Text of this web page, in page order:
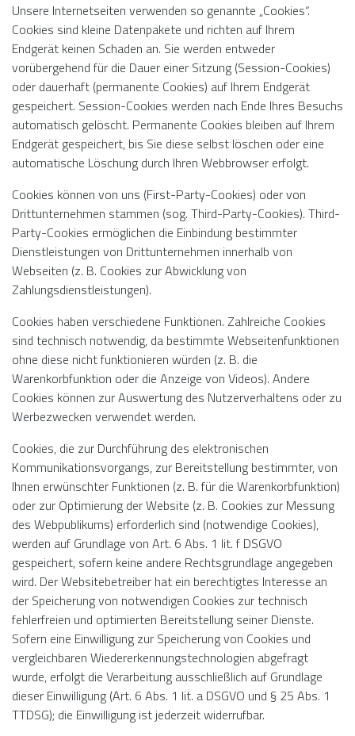
Unsere Internetseiten verwenden so genannte „Cookies“.
Cookies sind kleine Datenpakete und richten auf Ihrem
Endgerät keinen Schaden an. Sie werden entweder
vorübergehend für die Dauer einer Sitzung (Session-Cookies)
oder dauerhaft (permanente Cookies) auf Ihrem Endgerät
gespeichert. Session-Cookies werden nach Ende Ihres Besuchs
automatisch gelöscht. Permanente Cookies bleiben auf Ihrem
Endgerät gespeichert, bis Sie diese selbst löschen oder eine
automatische Löschung durch Ihren Webbrowser erfolgt.
Cookies können von uns (First-Party-Cookies) oder von
Drittunternehmen stammen (sog. Third-Party-Cookies). Third-
Party-Cookies ermöglichen die Einbindung bestimmter
Dienstleistungen von Drittunternehmen innerhalb von
Webseiten (z. B. Cookies zur Abwicklung von
Zahlungsdienstleistungen).
Cookies haben verschiedene Funktionen. Zahlreiche Cookies
sind technisch notwendig, da bestimmte Webseitenfunktionen
ohne diese nicht funktionieren würden (z. B. die
Warenkorbfunktion oder die Anzeige von Videos). Andere
Cookies können zur Auswertung des Nutzerverhaltens oder zu
Werbezwecken verwendet werden.
Cookies, die zur Durchführung des elektronischen
Kommunikationsvorgangs, zur Bereitstellung bestimmter, von
Ihnen erwünschter Funktionen (z. B. für die Warenkorbfunktion)
oder zur Optimierung der Website (z. B. Cookies zur Messung
des Webpublikums) erforderlich sind (notwendige Cookies),
werden auf Grundlage von Art. 6 Abs. 1 lit. f DSGVO
gespeichert, sofern keine andere Rechtsgrundlage angegeben
wird. Der Websitebetreiber hat ein berechtigtes Interesse an
der Speicherung von notwendigen Cookies zur technisch
fehlerfreien und optimierten Bereitstellung seiner Dienste.
Sofern eine Einwilligung zur Speicherung von Cookies und
vergleichbaren Wiedererkennungstechnologien abgefragt
wurde, erfolgt die Verarbeitung ausschließlich auf Grundlage
dieser Einwilligung (Art. 6 Abs. 1 lit. a DSGVO und § 25 Abs. 1
TTDSG); die Einwilligung ist jederzeit widerrufbar.